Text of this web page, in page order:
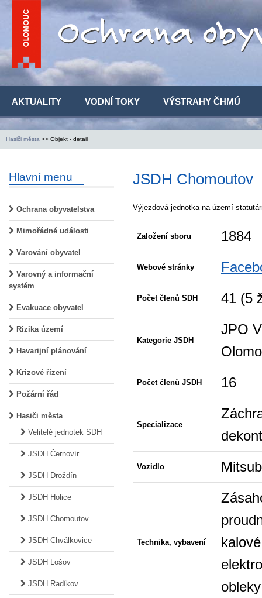
AKTUALITY VODNÍ TOKY VÝSTRAHY ČHMÚ
Hasiči města >> Objekt - detail
Hlavní menu
Ochrana obyvatelstva
Mimořádné události
Varování obyvatel
Varovný a informační
systém
Evakuace obyvatel
Rizika území
Havarijní plánování
Krizové řízení
Požární řád
Hasiči města
Velitelé jednotek SDH
JSDH Černovír
JSDH Droždín
JSDH Holice
JSDH Chomoutov
JSDH Chválkovice
JSDH Lošov
JSDH Radíkov
JSDH Chomoutov
Výjezdová jednotka na území
Založení sboru 1884
Webové stránky
Počet členů SDH 41 (5
Kategorie JSDH
JPO
Počet členů JSDH 16
Specializace
Vozidlo
Technika, vybavení